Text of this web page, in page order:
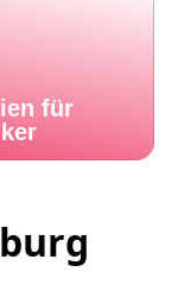
für